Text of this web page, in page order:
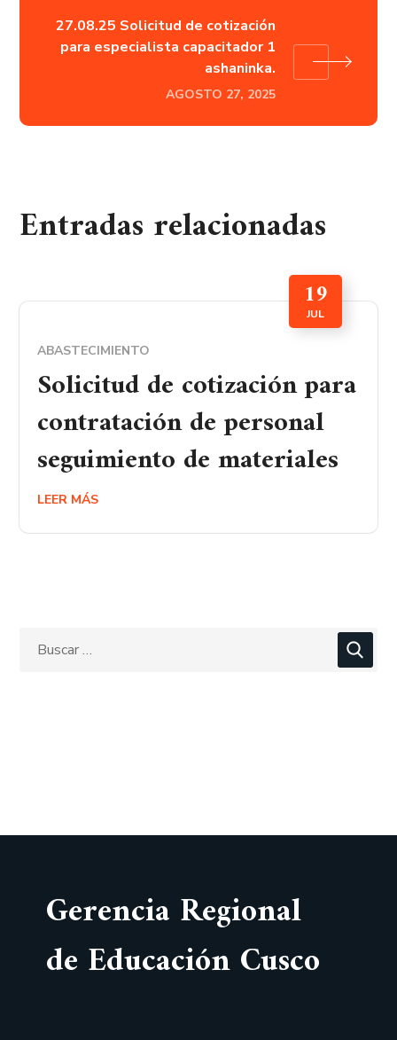
27.08.25 Solicitud de cotización
para especialista capacitador 1
ashaninka.
AGOSTO 27, 2025
Entradas relacionadas
19
JUL
ABASTECIMIENTO
Solicitud de cotización para
contratación de personal
seguimiento de materiales
LEER MÁS
Gerencia Regional
de Educación Cusco